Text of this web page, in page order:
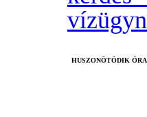
HUSZONÖTÖDIK ÓRA